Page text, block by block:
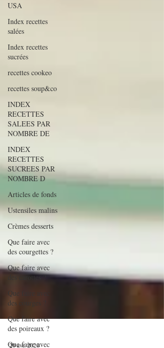
USA
Index recettes
salées
Index recettes
sucrées
recettes cookeo
recettes soup&co
INDEX
RECETTES
SALEES PAR
NOMBRE DE
INDEX
RECETTES
SUCREES PAR
NOMBRE D
Articles de fonds
Ustensiles malins
Crèmes desserts
Que faire avec
des courgettes ?
Que faire avec
des carottes ?
Que faire avec
des courges ?
Que faire avec
des poireaux ?
Que faire avec